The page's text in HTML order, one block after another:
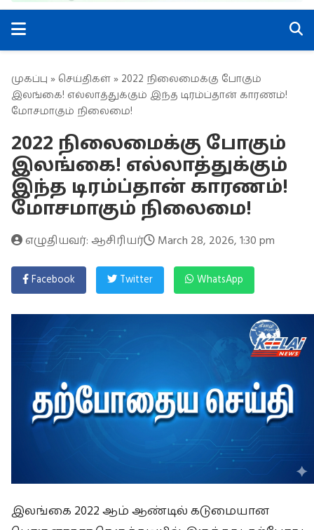
முகப்பு » செய்திகள் » 2022 நிலைமைக்கு போகும்
இலங்கை! எல்லாத்துக்கும் இந்த டிரம்ப்தான் காரணம்!
மோசமாகும் நிலைமை!
2022 நிலைமைக்கு போகும்
இலங்கை! எல்லாத்துக்கும்
இந்த டிரம்ப்தான் காரணம்!
மோசமாகும் நிலைமை!
எழுதியவர்: ஆசிரியர் March 28, 2026, 1:30 pm
Facebook Twitter WhatsApp
இலங்கை 2022 ஆம் ஆண்டில் கடுமையான